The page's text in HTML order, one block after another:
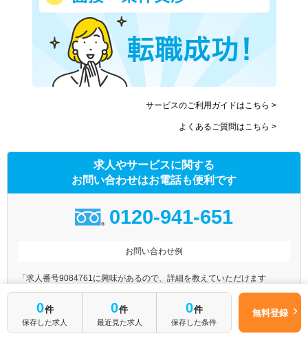
0件
保存した求人
0件
最近見た求人
0件
保存した条件
無料登録
サービスのご利用ガイドはこちら >
よくあるご質問はこちら >
求人やサービスに関する
お問い合わせはお電話も便利です
0120-941-651
お問い合わせ例
「求人番号9084761に興味があるので、詳細を教えていただけます
か？」
「残業が少なめの病院をJR○○線の沿線で探していますが、おすすめの病
院はありますか？」